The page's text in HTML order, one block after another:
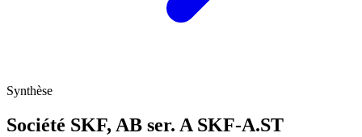
Synthèse
Société SKF, AB ser. A SKF-A.ST